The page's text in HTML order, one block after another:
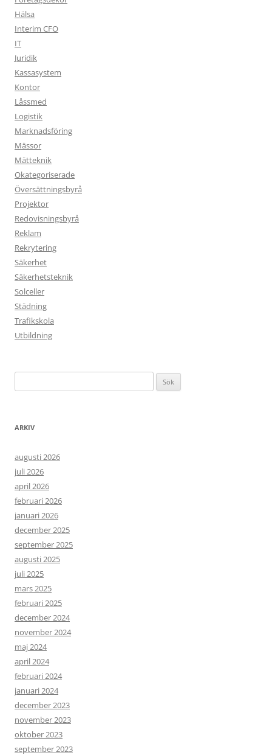
Hälsa
Interim CFO
IT
Juridik
Kassasystem
Kontor
Låssmed
Logistik
Marknadsföring
Mässor
Mätteknik
Okategoriserade
Översättningsbyrå
Projektor
Redovisningsbyrå
Reklam
Rekrytering
Säkerhet
Säkerhetsteknik
Solceller
Städning
Trafikskola
Utbildning
efter:
ARKIV
augusti 2026
juli 2026
april 2026
februari 2026
januari 2026
december 2025
september 2025
augusti 2025
juli 2025
mars 2025
februari 2025
december 2024
november 2024
maj 2024
april 2024
februari 2024
januari 2024
december 2023
november 2023
oktober 2023
september 2023